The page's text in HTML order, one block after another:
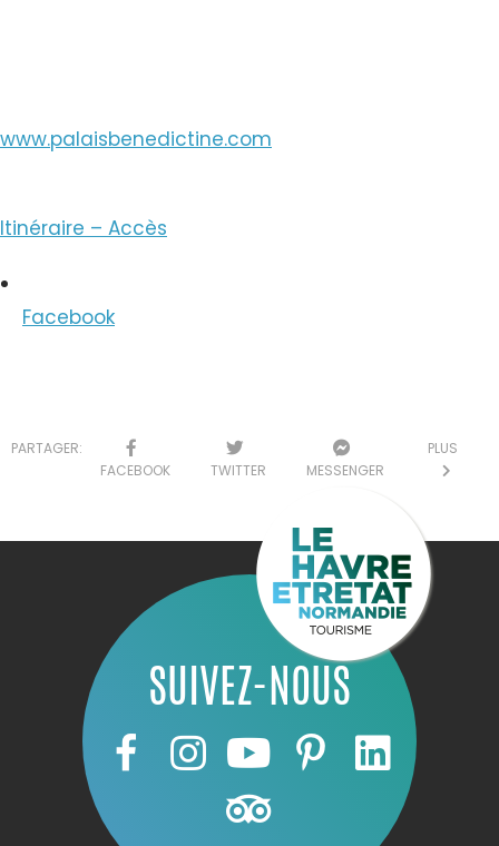
www.palaisbenedictine.com
Itinéraire – Accès
Facebook
PARTAGER:
FACEBOOK
TWITTER MESSENGER
PLUS
SUIVEZ-NOUS